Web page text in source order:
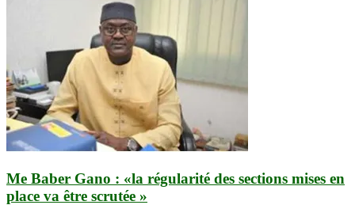
Me Baber Gano : «la régularité des sections mises en
place va être scrutée »